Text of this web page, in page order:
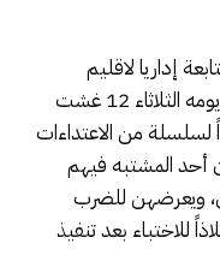
إداريا لاقليم
الرشيدية، مؤخراً، في ابساعات الاولى من يومه الثلاثاء 12 غشت
من الاعتداءات
أحد المشتبه فيهم
ويعرضهن للضرب
للاختباء بعد تنفيذ